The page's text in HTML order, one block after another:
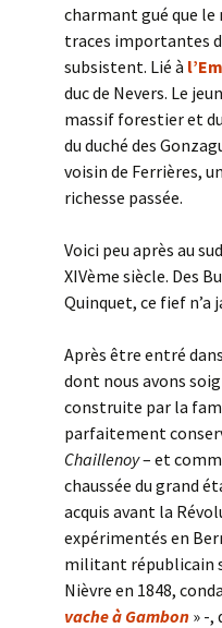
charmant gué que le
traces importantes
subsistent. Lié à
duc de Nevers. Le
massif forestier et
du duché des
voisin de Ferrières,
richesse passée.
Voici peu après au
XIVème siècle. Des
Quinquet, ce fief n’a
Après être entré
dont nous avons
construite par la
parfaitement
Chaillenoy– et
chaussée du grand
acquis avant la
expérimentés en
militant républicain
Nièvre en 1848,
vache à Gambon » -,